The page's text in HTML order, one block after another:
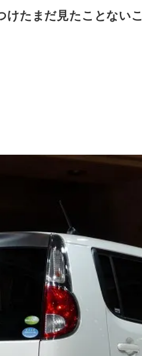
けたまだ見たことない